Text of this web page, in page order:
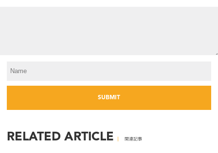
RELATED ARTICLE 関連記事